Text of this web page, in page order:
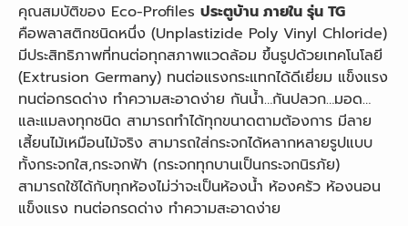
คุณสมบัติของ Eco-Profiles ประตูบ้าน ภายใน รุ่น TG
คือพลาสติกชนิดหนึ่ง (Unplastizide Poly Vinyl Chloride)
มีประสิทธิภาพที่ทนต่อทุกสภาพแวดล้อม ขึ้นรูปด้วยเทคโนโลยี
(Extrusion Germany) ทนต่อแรงกระแทกได้ดีเยี่ยม แข็งแรง
ทนต่อกรดด่าง ทำความสะอาดง่าย กันน้ำ…กันปลวก…มอด…
และแมลงทุกชนิด สามารถทำได้ทุกขนาดตามต้องการ มีลาย
เสี้ยนไม้เหมือนไม้จริง สามารถใส่กระจกได้หลากหลายรูปแบบ
ทั้งกระจกใส,กระจกฟ้า (กระจกทุกบานเป็นกระจกนิรภัย)
สามารถใช้ได้กับทุกห้องไม่ว่าจะเป็นห้องน้ำ ห้องครัว ห้องนอน
แข็งแรง ทนต่อกรดด่าง ทำความสะอาดง่าย